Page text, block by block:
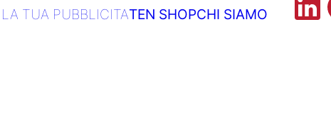
LA TUA PUBBLICITATEN SHOPCHI SIAMO